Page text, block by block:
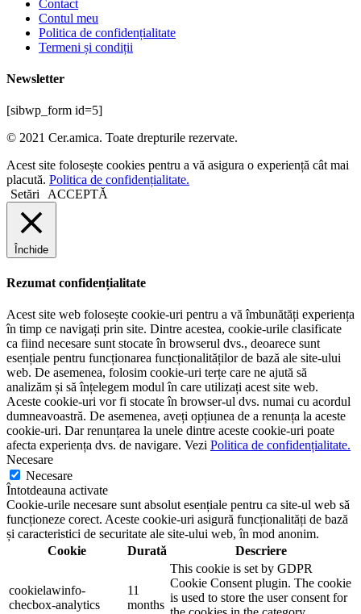
Contact
Contul meu
Politica de confidențialitate
Termeni și condiții
Newsletter
[sibwp_form id=5]
© 2021 Cer.amica. Toate drepturile rezervate.​
Acest site folosește cookies pentru a vă asigura o experiență cât mai
placută. Politica de confidențialitate.
Setări
ACCEPTĂ
Închide
Rezumat confidențialitate
Acest site web folosește cookie-uri pentru a vă îmbunătăți experiența
în timp ce navigați prin site. Dintre acestea, cookie-urile clasificate
ca fiind necesare sunt stocate în browserul dvs., deoarece sunt
esențiale pentru funcționarea funcționalităților de bază ale site-ului
web. De asemenea, folosim cookie-uri terțe care ne ajută să
analizăm și să înțelegem modul în care utilizați acest site web.
Aceste cookie-uri vor fi stocate în browser-ul dvs. numai cu acordul
dumneavoastră. De asemenea, aveți opțiunea de a renunța la aceste
cookie-uri. Dar renunțarea la unele dintre aceste cookie-uri poate
afecta experiența dvs. de navigare. Vezi Politica de confidențialitate.
Necesare
Necesare
Întotdeauna activate
Cookie-urile necesare sunt absolut esențiale pentru ca site-ul web să
funcționeze corect. Aceste cookie-uri asigură funcționalități de bază
și caracteristici de securitate ale site-ului web, în ​​mod anonim.
Cookie
Durată Descriere
cookielawinfo-
checbox-analytics
11
months
This cookie is set by GDPR
Cookie Consent plugin. The cookie
is used to store the user consent for